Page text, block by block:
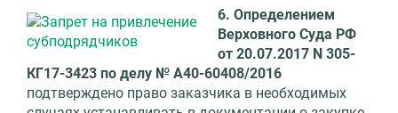
6. Определением
Верховного Суда РФ
от 20.07.2017 N 305-
КГ17-3423 по делу № А40-60408/2016
подтверждено право заказчика в необходимых